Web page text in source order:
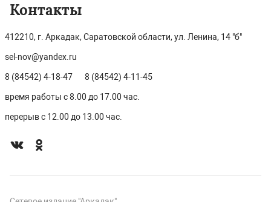
Контакты
412210, г. Аркадак, Саратовской области, ул. Ленина, 14 "б"
sel-nov@yandex.ru
8 (84542) 4-18-47 8 (84542) 4-11-45
время работы с 8.00 до 17.00 час.
перерыв с 12.00 до 13.00 час.